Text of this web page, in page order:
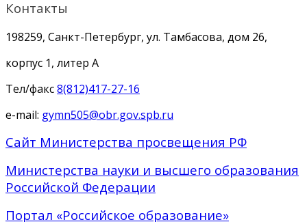
Контакты
198259, Санкт-Петербург, ул. Тамбасова, дом 26,
корпус 1, литер А
Тел/факс8(812)417-27-16
e-mail: gymn505@obr.gov.spb.ru
Сайт Министерства просвещения РФ
Министерства науки и высшего образования
Российской Федерации
Портал «Российское образование»